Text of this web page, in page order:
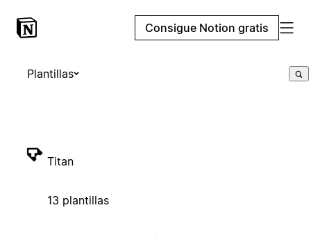
Consigue Notion gratis
Plantillas
Titan
13 plantillas